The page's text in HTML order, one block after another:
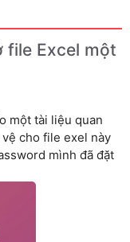
file Excel một
một tài liệu quan
cho file exel này
mình đã đặt